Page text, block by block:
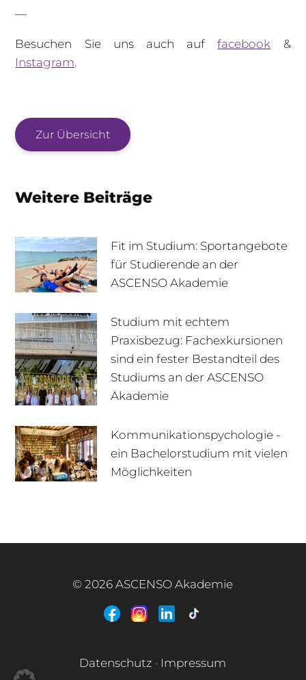
+49 170 222 77 66 Infotage
—
Besuchen Sie uns auch auffacebook &
Instagram.
Zur Übersicht
Weitere Beiträge
Fit im Studium: Sportangebote
für Studierende an der
ASCENSO Akademie
Studium mit echtem
Praxisbezug: Fachexkursionen
sind ein fester Bestandteil des
Studiums an der ASCENSO
Akademie
Kommunikationspychologie -
ein Bachelorstudium mit vielen
Möglichkeiten
© 2026 ASCENSO Akademie
Datenschutz · Impressum